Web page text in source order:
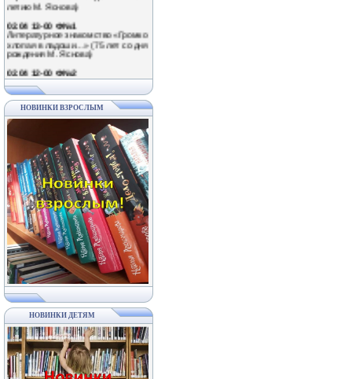
02.04 13-00 Ф№1
Литературное знакомство «Громко
хлопая в ладоши…» (75 лет со дня
рождения М. Яснова)
02.04 12-00 Ф№2
Забавные приключения по
страницам книг Михаила Яснова в
рамках Межрегиональной акции
«Громкая хлопая в ладоши» (75
лет со дня рождения детского
писателя)
02.04 11-00 Ф№6
Литературный праздник
«Полистаем смешные странички»
(в рамках Межрегиональной акции
«Громкая хлопая в ладоши» к 75-
летию М. Яснова)
02.04 11-00 Ф№7
День громкого чтения «Громко
хлопая в ладоши…» (75 лет со дня
рождения М. Яснова)
02.04 11-00 Ф№3
Литературная гостиная «Вместе с
книгой мы растем» (в рамках
Межрегиональной акции «Громкая
хлопая в ладоши»)
03.04; 10.04; 17.04; 24.04 11-30 ЦБ
Развлекательно-познавательные
мероприятия в рамках проекта
«Веселые субботы»
03.04 12-00 Ф№2
Познавательно-игровой час
«Здравствуйте, пернатые!»
НОВИНКИ ВЗРОСЛЫМ
НОВИНКИ ДЕТЯМ